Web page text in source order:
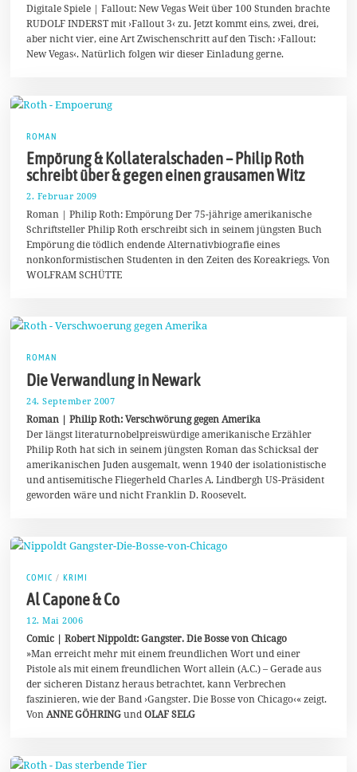
.
M
ä
r
8
Digitale Spiele | Fallout: New Vegas Weit über 100 Stunden brachte
RUDOLF INDERST mit ›Fallout 3‹ zu. Jetzt kommt eins, zwei, drei,
aber nicht vier, eine Art Zwischenschritt auf den Tisch: ›Fallout:
New Vegas‹. Natürlich folgen wir dieser Einladung gerne.
ROMAN
Empörung & Kollateralschaden – Philip Roth
schreibt über & gegen einen grausamen Witz
2. Februar 2009
9
.
M
a
i
2
0
Roman | Philip Roth: Empörung Der 75-jährige amerikanische
Schriftsteller Philip Roth erschreibt sich in seinem jüngsten Buch
Empörung die tödlich endende Alternativbiografie eines
nonkonformistischen Studenten in den Zeiten des Koreakriegs. Von
WOLFRAM SCHÜTTE
ROMAN
Die Verwandlung in Newark
24. September 2007
.
J
u
i
2
0
2
Roman | Philip Roth: Verschwörung gegen Amerika
Der längst literaturnobelpreiswürdige amerikanische Erzähler
Philip Roth hat sich in seinem jüngsten Roman das Schicksal der
amerikanischen Juden ausgemalt, wenn 1940 der isolationistische
und antisemitische Fliegerheld Charles A. Lindbergh US-Präsident
geworden wäre und nicht Franklin D. Roosevelt.
COMIC / KRIMI
Al Capone & Co
12. Mai 2006
J
u
l
i
0
2
Comic | Robert Nippoldt: Gangster. Die Bosse von Chicago
»Man erreicht mehr mit einem freundlichen Wort und einer
Pistole als mit einem freundlichen Wort allein (A.C.) – Gerade aus
der sicheren Distanz heraus betrachtet, kann Verbrechen
faszinieren, wie der Band ›Gangster. Die Bosse von Chicago‹« zeigt.
Von ANNE GÖHRINGundOLAF SELG